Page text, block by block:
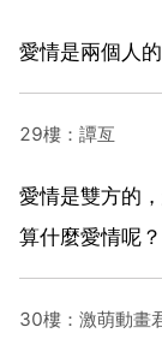
愛情是兩個人
29樓：譚亙
愛情是雙方的
算什麼愛情呢？
30樓：激萌動畫